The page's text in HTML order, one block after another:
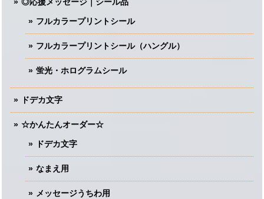
フルカラープリントシール
フルカラープリントシール（ハングル）
蛍光・ホログラムシール
ドデカ文字
☆かんたんオーダー☆
ドデカ文字
なまえ用
メッセージうちわ用